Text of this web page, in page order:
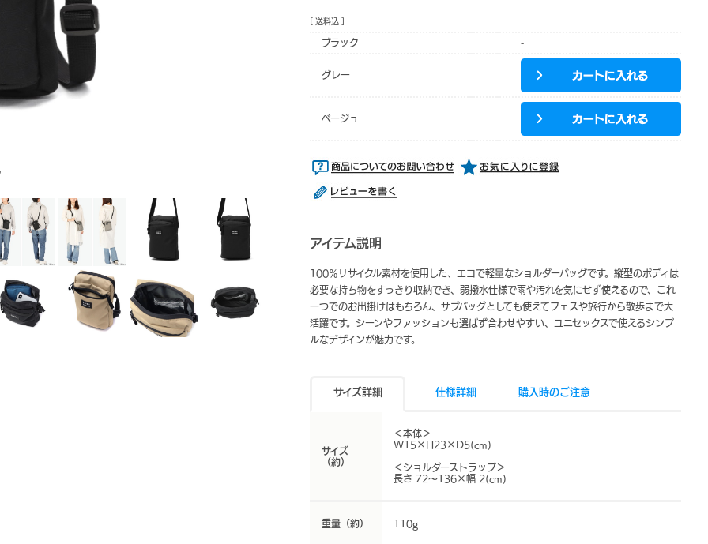
[ 送料込 ]
ブラック -
グレー
ベージュ
アイテム説明
100％リサイクル素材を使用した、エコで軽量なショルダーバッグです。縦型のボディは
必要な持ち物をすっきり収納でき、弱撥水仕様で雨や汚れを気にせず使えるので、これ
一つでのお出掛けはもちろん、サブバッグとしても使えてフェスや旅行から散歩まで大
活躍です。シーンやファッションも選ばず合わせやすい、ユニセックスで使えるシンプ
ルなデザインが魅力です。
サイズ詳細 仕様詳細 購入時のご注意
サイズ
（約）
＜本体＞
W15×H23×D5(cm)
＜ショルダーストラップ＞
長さ 72〜136×幅 2(cm)
重量（約） 110g